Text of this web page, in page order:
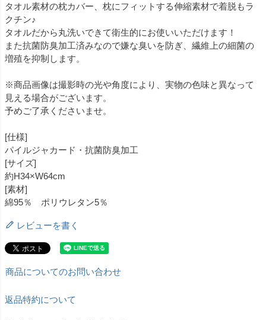
タオル素材の枕カバー、枕にフィットする伸縮素材で着脱もラ
クチン♪
タオルだから丸洗いできて衛生的にお使いいただけます！
また抗菌防臭加工済みなので嫌な臭いを防ぎ、繊維上の細菌の
増殖を抑制します。
※商品画像は撮影時の光や角度により、実物の色味と異なって
見える場合がございます。
予めご了承くださいませ。
[仕様]
パイルジャカード・抗菌防臭加工
[サイズ]
約H34×W64cm
[素材]
綿95％ ポリウレタン5％
レビューを書く
商品についてのお問い合わせ
返品特約について